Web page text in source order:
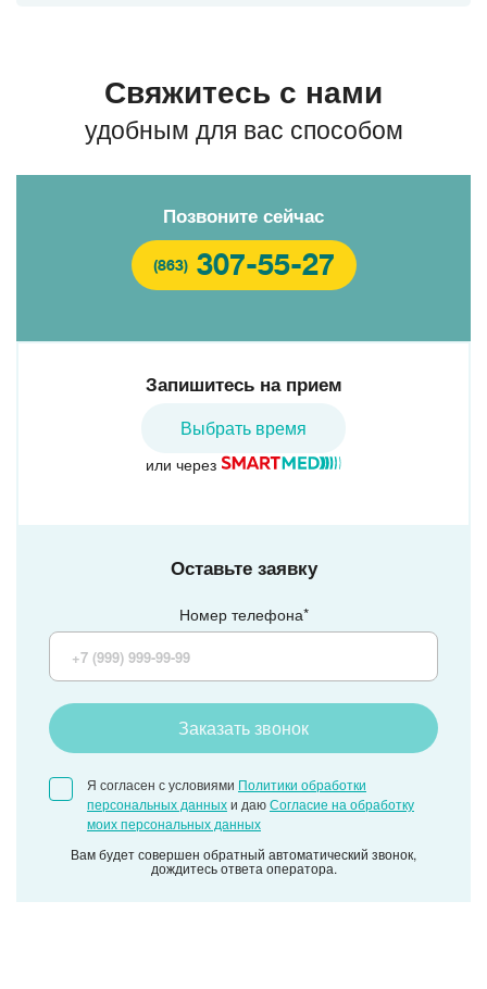
Свяжитесь с нами
удобным для вас способом
Позвоните сейчас
(863) 307-55-27
Оставьте заявку
Номер телефона*
Заказать звонок
Я согласен с условиями Политики обработки
персональных данныхи даюСогласие на обработку
моих персональных данных
Вам будет совершен обратный автоматический звонок,
дождитесь ответа оператора.
Запишитесь на прием
Выбрать время
или через